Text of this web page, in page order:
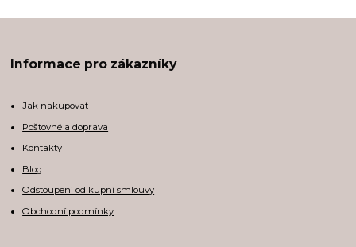
Informace pro zákazníky
Jak nakupovat
Poštovné a doprava
Kontakty
Blog
Odstoupení od kupní smlouvy
Obchodní podmínky